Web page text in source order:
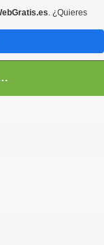
vivelo!
. ¿Quieres